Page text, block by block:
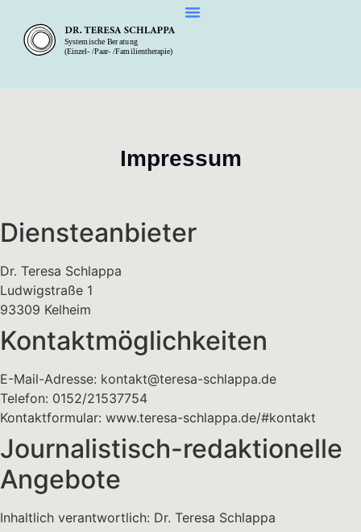
Impressum
Diensteanbieter
Dr. Teresa Schlappa
Ludwigstraße 1
93309 Kelheim
Kontaktmöglichkeiten
E-Mail-Adresse: kontakt@teresa-schlappa.de
Telefon: 0152/21537754
Kontaktformular: www.teresa-schlappa.de/#kontakt
Journalistisch-redaktionelle
Angebote
Inhaltlich verantwortlich: Dr. Teresa Schlappa